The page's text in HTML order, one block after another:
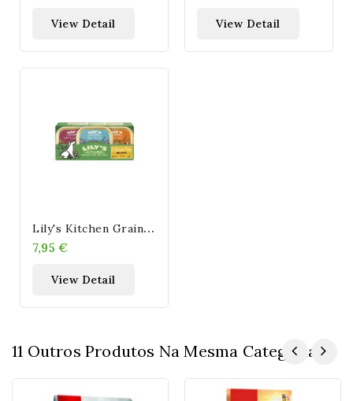
View Detail View Detail
L
Ily's Kitchen Grain Free Dinners Multipack Para Perros
7,95 €
View Detail
11 Outros Produtos Na Mesma Categoria: